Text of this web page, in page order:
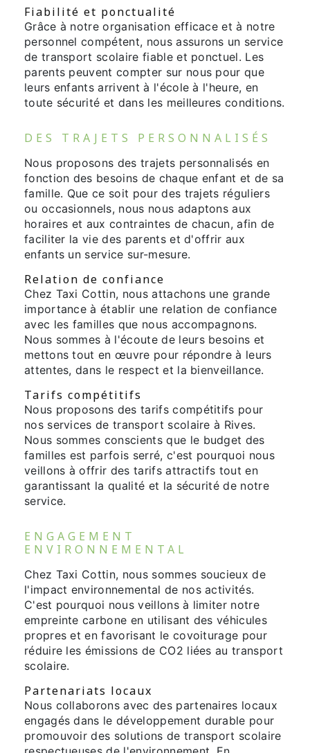
Fiabilité et ponctualité
Grâce à notre organisation efficace et à notre
personnel compétent, nous assurons un service
de transport scolaire fiable et ponctuel. Les
parents peuvent compter sur nous pour que
leurs enfants arrivent à l'école à l'heure, en
toute sécurité et dans les meilleures conditions.
DES TRAJETS PERSONNALISÉS
Nous proposons des trajets personnalisés en
fonction des besoins de chaque enfant et de sa
famille. Que ce soit pour des trajets réguliers
ou occasionnels, nous nous adaptons aux
horaires et aux contraintes de chacun, afin de
faciliter la vie des parents et d'offrir aux
enfants un service sur-mesure.
Relation de confiance
Chez Taxi Cottin, nous attachons une grande
importance à établir une relation de confiance
avec les familles que nous accompagnons.
Nous sommes à l'écoute de leurs besoins et
mettons tout en œuvre pour répondre à leurs
attentes, dans le respect et la bienveillance.
Tarifs compétitifs
Nous proposons des tarifs compétitifs pour
nos services de transport scolaire à Rives.
Nous sommes conscients que le budget des
familles est parfois serré, c'est pourquoi nous
veillons à offrir des tarifs attractifs tout en
garantissant la qualité et la sécurité de notre
service.
ENGAGEMENT
ENVIRONNEMENTAL
Chez Taxi Cottin, nous sommes soucieux de
l'impact environnemental de nos activités.
C'est pourquoi nous veillons à limiter notre
empreinte carbone en utilisant des véhicules
propres et en favorisant le covoiturage pour
réduire les émissions de CO2 liées au transport
scolaire.
Partenariats locaux
Nous collaborons avec des partenaires locaux
engagés dans le développement durable pour
promouvoir des solutions de transport scolaire